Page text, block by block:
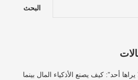
البحث
أحد”: كيف يصنع الأذكياء المال بينما